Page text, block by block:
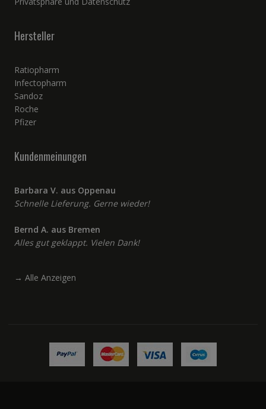
Hersteller
Ratiopharm
Infectopharm
Sandoz
Roche
Pfizer
Kundenmeinungen
Barbara V. aus Oppenau
Schnelle Lieferung. Gerne wieder!
Bernd A. aus Bremen
Alles gut geklappt. Vielen Dank!
→ Alle Anzeigen